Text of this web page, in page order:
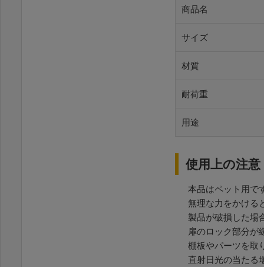
商品名
サイズ
材質
耐荷重
用途
使用上の注意
本品はペット用で
無理な力をかける
製品が破損した場
扉のロック部分が
棚板やパーツを取
直射日光の当たる